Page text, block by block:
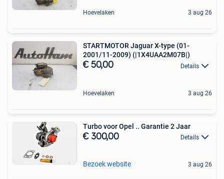
Hoevelaken 3 aug 26
STARTMOTOR Jaguar X-type (01-
2001/11-2009) (|1X4UAA2M07B|)
€ 50,00 Details
Hoevelaken 3 aug 26
Turbo voor Opel .. Garantie 2 Jaar
€ 300,00 Details
Bezoek website 3 aug 26